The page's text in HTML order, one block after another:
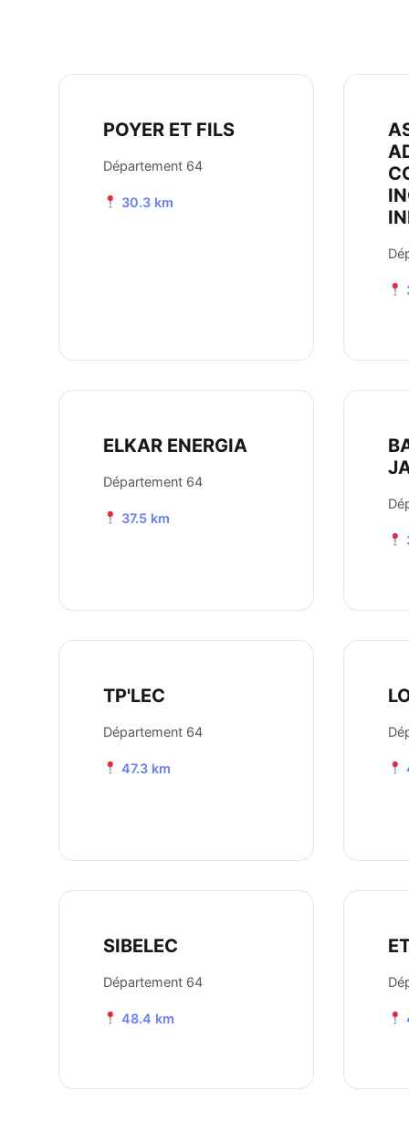
POYER ET FILS
Département 64
30.3 km
ELKAR ENERGIA
Département 64
37.5 km
TP'LEC
Département 64
47.3 km
SIBELEC
Département 64
48.4 km